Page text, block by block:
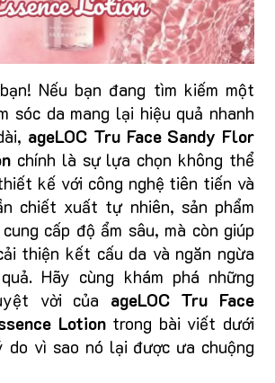
Nếu bạn đang tìm kiếm một
sóc da mang lại hiệu quả nhanh
ageLOC Tru Face Sandy Flor
chính là sự lựa chọn không thể
kế với công nghệ tiên tiến và
chiết xuất tự nhiên, sản phẩm
cấp độ ẩm sâu, mà còn giúp
thiện kết cấu da và ngăn ngừa
Hãy cùng khám phá những
vời của ageLOC Tru Face
Lotiontrong bài viết dưới
do vì sao nó lại được ưa chuộng